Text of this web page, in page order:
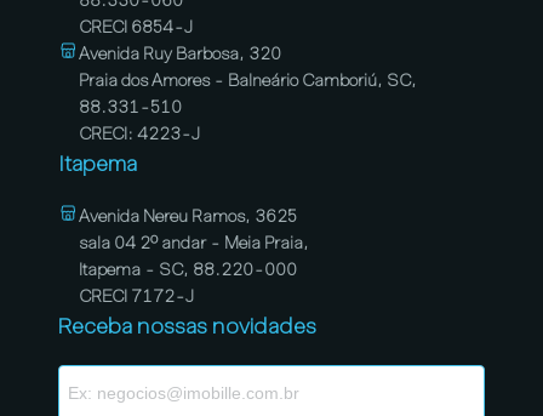
CRECI 6854-J
Avenida Ruy Barbosa, 320
Praia dos Amores - Balneário Camboriú, SC,
88.331-510
CRECI: 4223-J
Itapema
Avenida Nereu Ramos, 3625
sala 04 2º andar - Meia Praia,
Itapema - SC, 88.220-000
CRECI 7172-J
Receba nossas novidades